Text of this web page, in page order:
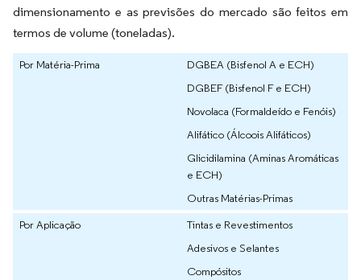
dimensionamento e as previsões do mercado são feitos em
termos de volume (toneladas).
Por Matéria-Prima
DGBEA (Bisfenol A e ECH)
DGBEF (Bisfenol F e ECH)
Novolaca (Formaldeído e Fenóis)
Alifático (Álcoois Alifáticos)
Glicidilamina (Aminas Aromáticas
e ECH)
Outras Matérias-Primas
Por Aplicação
Tintas e Revestimentos
Adesivos e Selantes
Compósitos